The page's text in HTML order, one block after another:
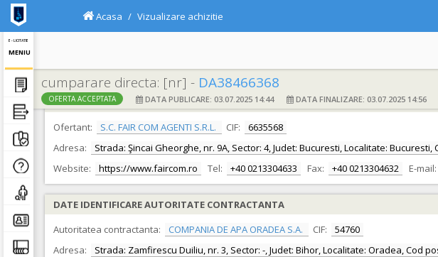
E - LICITATIE
MENIU
Acasa Vizualizare achizitie
cumparare directa: [nr] - DA38466368
OFERTA ACCEPTATA DATA PUBLICARE: 03.07.2025 14:44 DATA FINALIZARE: 03.07.2025 14:56
DATE IDENTIFICARE OFERTANT
Ofertant:
S.C. FAIR COM AGENTI S.R.L. CIF:
6635568
Adresa:
Strada: Şincai Gheorghe, nr. 9A, Sector: 4, Judet: Bucuresti, Localitate: Bucuresti,
Website:
https://www.faircom.ro Tel: +40 0213304633 Fax: +40 0213304632 E-mail:
DATE IDENTIFICARE AUTORITATE CONTRACTANTA
Autoritatea contractanta:
COMPANIA DE APA ORADEA S.A. CIF:
54760
Adresa:
Strada: Zamfirescu Duiliu, nr. 3, Sector: -, Judet: Bihor, Localitate: Oradea, Cod